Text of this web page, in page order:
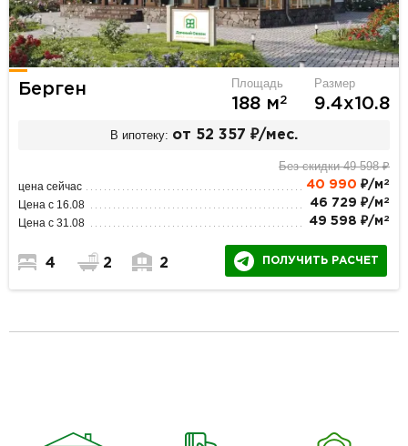
Берген Площадь
188 м2
Размер
9.4х10.8
В ипотеку: от 52 357 ₽/мес.
Без скидки 49 598 ₽
цена сейчас 40 990 ₽/м 2
Цена с 16.08 46 729 ₽/м 2
Цена с 31.08 49 598 ₽/м 2
4 2 2 ПОЛУЧИТЬ РАСЧЕТ